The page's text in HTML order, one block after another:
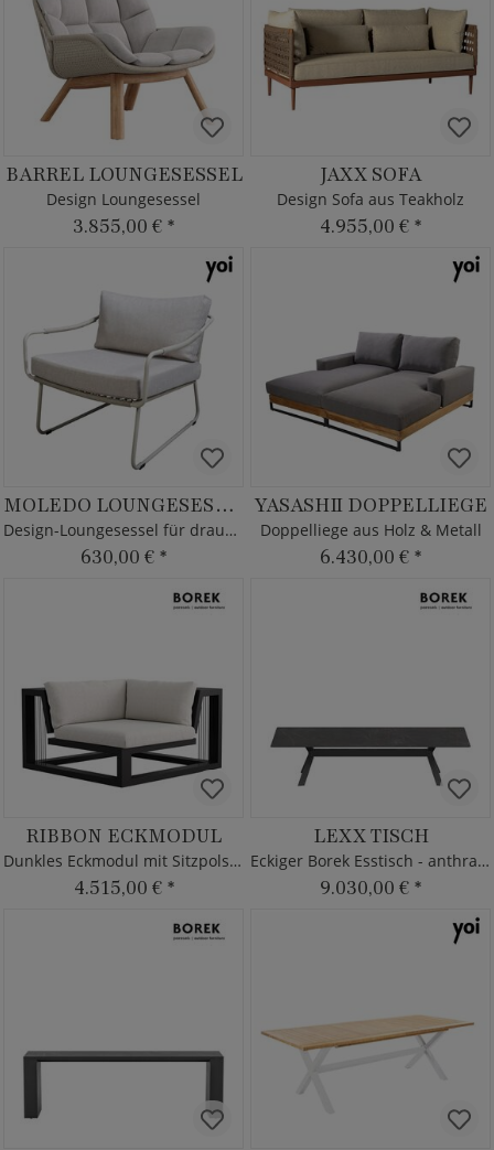
BARREL LOUNGESESSEL
Design Loungesessel
3.855,00 € *
JAXX SOFA
Design Sofa aus Teakholz
4.955,00 € *
MOLEDO LOUNGESESSEL
Design-Loungesessel für draußen
630,00 € *
YASASHII DOPPELLIEGE
Doppelliege aus Holz & Metall
6.430,00 € *
RIBBON ECKMODUL
Dunkles Eckmodul mit Sitzpolster
4.515,00 € *
LEXX TISCH
Eckiger Borek Esstisch - anthrazit
9.030,00 € *